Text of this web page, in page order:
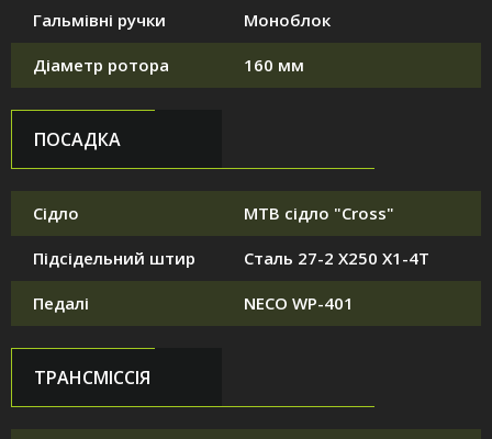
Гальмівні ручки Моноблок
Діаметр ротора 160 мм
ПОСАДКА
Сідло MTB сідло "Cross"
Підсідельний штир Сталь 27-2 X250 X1-4T
Педалі NECO WP-401
ТРАНСМІССІЯ